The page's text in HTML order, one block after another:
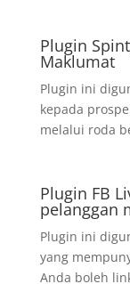
Plugin
Maklumat
Plugin ini
kepada
melalui roda
Plugin FB
pelanggan
Plugin ini
yang
Anda boleh